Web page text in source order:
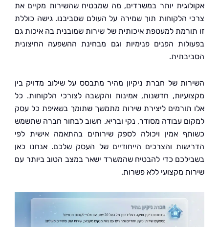
יותר במשרדים, מה שמבטיח שהשירות מקיים את
הלקוחות תוך שמירה על העולם שסביבנו. גישה כוללת
למעטפת איכותית של שירות שמובנית בה איכות גם
הפנים פנימיות וגם מבחינת ההשפעה החיצונית
של חברת ניקיון מהיר מתבסס על שילוב מדויק בין
חדשנות, אמינות והקשבה לצורכי הלקוחות. כל
ליצירת שירות מתמשך שתומך בשאיפת כל עסק
עבודה מסודר, נקי ובריא. חשוב לבחור חברה שתשמש
אמין ויכולה לספק שירותים בהתאמה אישית לפי
והצרכים הייחודיים של העסק שלכם. אנחנו כאן
כדי להבטיח שהמשרד ישאר במצב הטוב ביותר עם
מקצועי ללא פשרות.